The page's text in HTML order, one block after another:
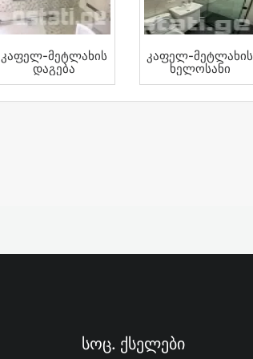
Კაფელ-Მეტლახის
Დაგება
Კაფელ-Მეტლახის
Ხელოსანი
Სოც. Ქსელები